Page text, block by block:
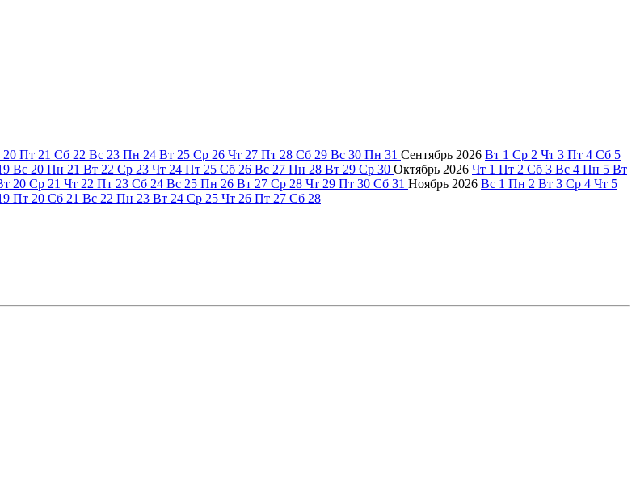
20 Пт 21 Сб 22 Вс 23 Пн 24 Вт 25 Ср 26 Чт 27 Пт 28 Сб 29 Вс 30 Пн 31 Сентябрь 2026 Вт 1 Ср 2 Чт 3 Пт 4 Сб 5
Вс 20 Пн 21 Вт 22 Ср 23 Чт 24 Пт 25 Сб 26 Вс 27 Пн 28 Вт 29 Ср 30 Октябрь 2026 Чт 1 Пт 2 Сб 3 Вс 4 Пн 5 Вт
20 Ср 21 Чт 22 Пт 23 Сб 24 Вс 25 Пн 26 Вт 27 Ср 28 Чт 29 Пт 30 Сб 31 Ноябрь 2026 Вс 1 Пн 2 Вт 3 Ср 4 Чт 5
Пт 20 Сб 21 Вс 22 Пн 23 Вт 24 Ср 25 Чт 26 Пт 27 Сб 28